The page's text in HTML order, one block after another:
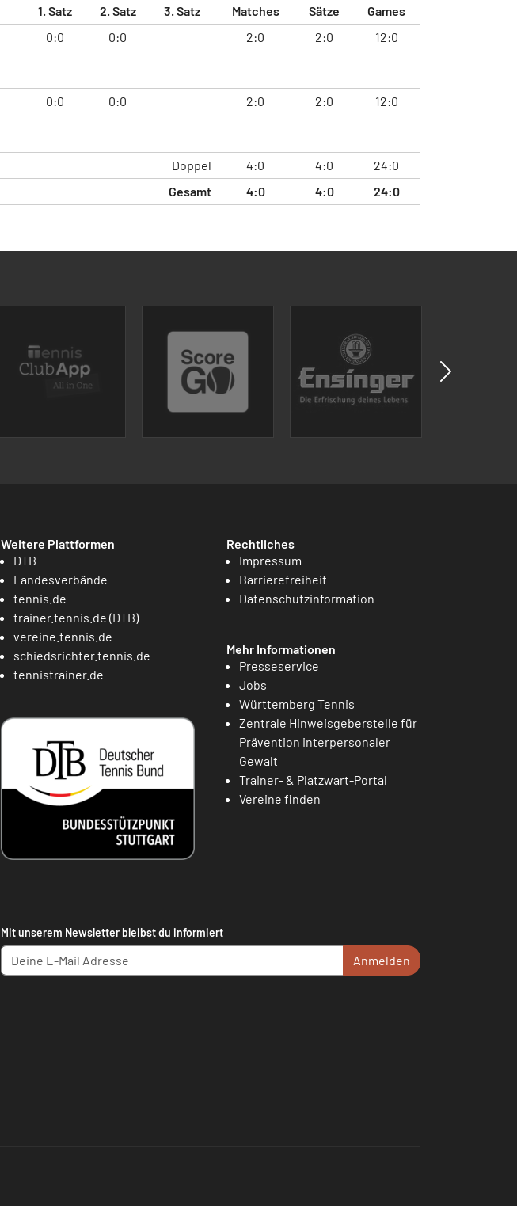
1. Satz 2. Satz 3. Satz Matches Sätze Games
0:0 0:0 2:0 2:0 12:0
0:0 0:0 2:0 2:0 12:0
Doppel 4:0 4:0
24:0
Gesamt
4:0 4:0 24:0
Weitere Plattformen
DTB
Landesverbände
tennis.de
trainer.tennis.de (DTB)
vereine.tennis.de
schiedsrichter.tennis.de
tennistrainer.de
Rechtliches
Impressum
Barrierefreiheit
Datenschutzinformation
Mehr Informationen
Presseservice
Jobs
Württemberg Tennis
Zentrale Hinweisgeberstelle für
Prävention interpersonaler
Gewalt
Trainer- & Platzwart-Portal
Vereine finden
Mit unserem Newsletter bleibst du informiert
Anmelden